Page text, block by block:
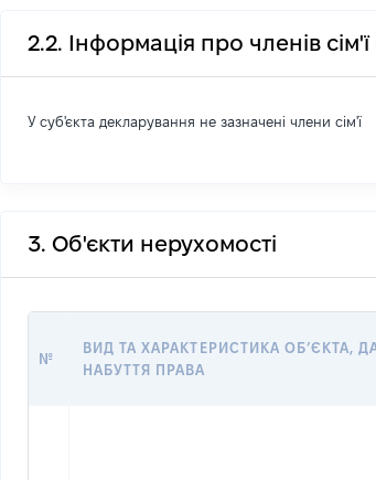
2.2. Інформація про членів
У суб'єкта декларування не зазначені члени сім'ї
3. Об'єкти нерухомості
№
ВИД ТА ХАРАКТЕРИСТИКА ОБʼЄКТА,
НАБУТТЯ ПРАВА